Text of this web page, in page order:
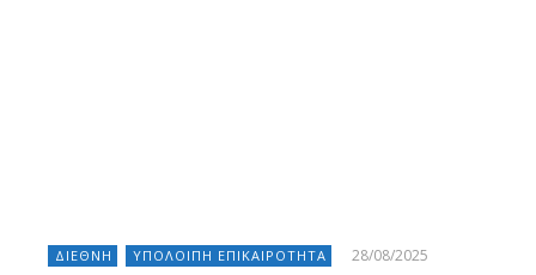
ΔΙΕΘΝΗ ΥΠΟΛΟΙΠΗ ΕΠΙΚΑΙΡΟΤΗΤΑ 28/08/2025